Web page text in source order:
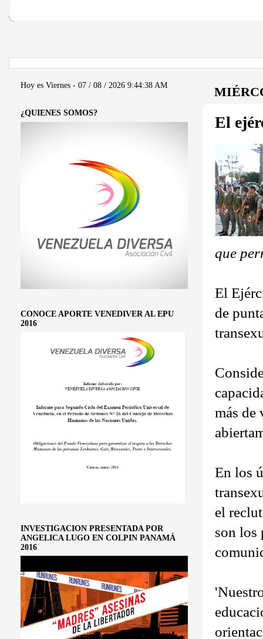
El
que
El
de
más de
En los
el
son los
Hoy es Viernes - 07 / 08 / 2026 9:44:38 AM
¿QUIENES SOMOS?
CONOCE APORTE VENEDIVER AL EPU
2016
INVESTIGACION PRESENTADA POR
ANGELICA LUGO EN COLPIN PANAMÁ
2016